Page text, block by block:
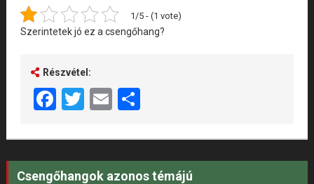
1/5 - (1 vote)
Szerintetek jó ez a csengőhang?
Részvétel:
Facebook
Twitter
EmailShare
Csengőhangok azonos témájú